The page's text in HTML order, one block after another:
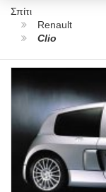
Σπίτι
Renault
Clio